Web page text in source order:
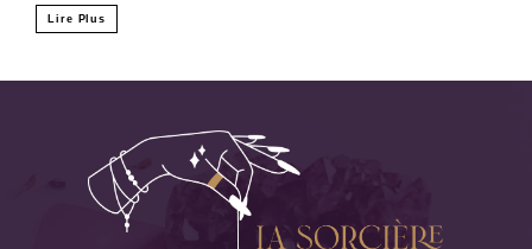
Lire Plus